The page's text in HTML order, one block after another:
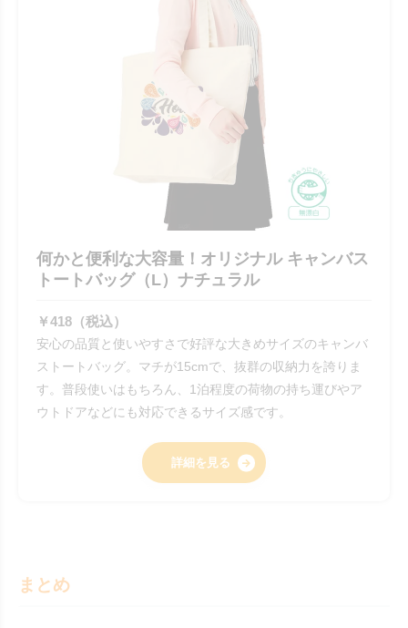
何かと便利な大容量！オリジナル キャンバス
トートバッグ（L）ナチュラル
￥418（税込）
安心の品質と使いやすさで好評な大きめサイズのキャンバ
ストートバッグ。マチが15cmで、抜群の収納力を誇りま
す。普段使いはもちろん、1泊程度の荷物の持ち運びやア
ウトドアなどにも対応できるサイズ感です。
詳細を見る
まとめ